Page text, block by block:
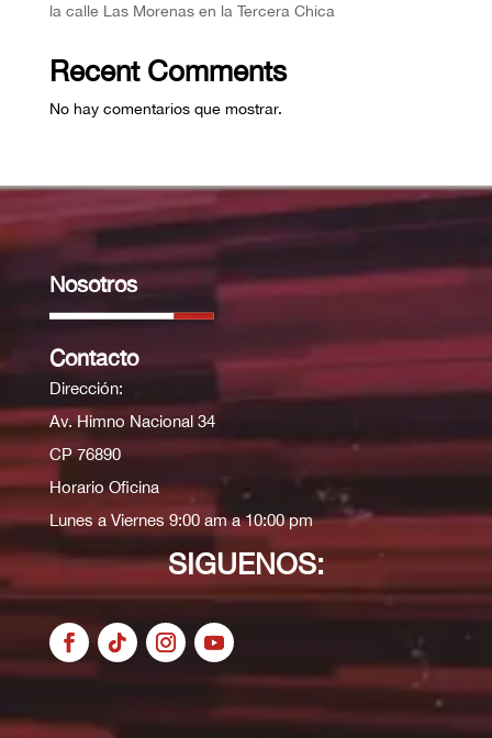
la calle Las Morenas en la Tercera Chica
Recent Comments
No hay comentarios que mostrar.
Nosotros
Contacto
Dirección:
Av. Himno Nacional 34
CP 76890
Horario Oficina
Lunes a Viernes 9:00 am a 10:00 pm
SIGUENOS: